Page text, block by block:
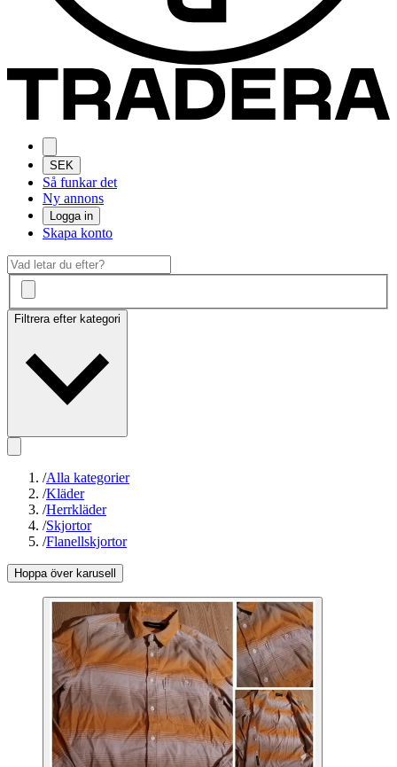
SEK
Så funkar det
Ny annons
Logga in
Skapa konto
Filtrera efter kategori
/Alla kategorier
/Kläder
/Herrkläder
/Skjortor
/Flanellskjortor
Hoppa över karusell